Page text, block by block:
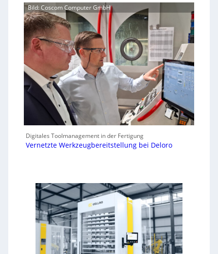
Bild: Coscom Computer GmbH
Digitales Toolmanagement in der Fertigung
Vernetzte Werkzeugbereitstellung bei Deloro